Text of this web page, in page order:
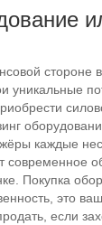
стороне
уникальные
каждые
современное
Покупка
это
если